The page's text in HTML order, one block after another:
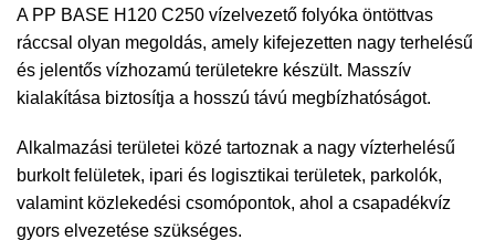
A PP BASE H120 C250 vízelvezető folyóka öntöttvas
ráccsal olyan megoldás, amely kifejezetten nagy terhelésű
és jelentős vízhozamú területekre készült. Masszív
kialakítása biztosítja a hosszú távú megbízhatóságot.
Alkalmazási területei közé tartoznak a nagy vízterhelésű
burkolt felületek, ipari és logisztikai területek, parkolók,
valamint közlekedési csomópontok, ahol a csapadékvíz
gyors elvezetése szükséges.